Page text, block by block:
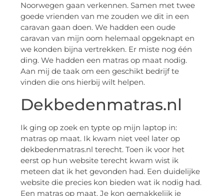
Noorwegen gaan verkennen. Samen met twee
goede vrienden van me zouden we dit in een
caravan gaan doen. We hadden een oude
caravan van mijn oom helemaal opgeknapt en
we konden bijna vertrekken. Er miste nog één
ding. We hadden een matras op maat nodig.
Aan mij de taak om een geschikt bedrijf te
vinden die ons hierbij wilt helpen.
Dekbedenmatras.nl
Ik ging op zoek en typte op mijn laptop in:
matras op maat. Ik kwam niet veel later op
dekbedenmatras.nl terecht. Toen ik voor het
eerst op hun website terecht kwam wist ik
meteen dat ik het gevonden had. Een duidelijke
website die precies kon bieden wat ik nodig had.
Een matras op maat. Je kon gemakkelijk je